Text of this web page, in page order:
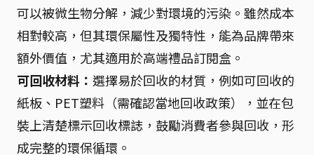
可以被微生物分解，減少對環境的污染。雖然成本
相對較高，但其環保屬性及獨特性，能為品牌帶來
額外價值，尤其適用於高端禮品訂閱盒。
可回收材料： 選擇易於回收的材質，例如可回收的
紙板、PET塑料（需確認當地回收政策），並在包
裝上清楚標示回收標誌，鼓勵消費者參與回收，形
成完整的環保循環。